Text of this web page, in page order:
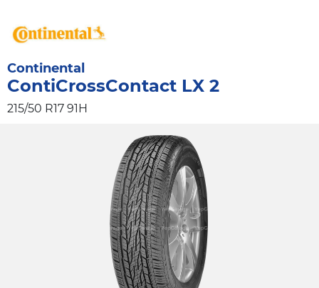
Continental
ContiCrossContact LX 2
215/50 R17 91H